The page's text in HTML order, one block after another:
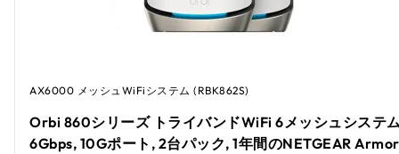
AX6000 メッシュWiFiシステム (RBK862S)
Orbi 860シリーズ トライバンドWiFi 6メッシュシステ
6Gbps, 10Gポート, 2台パック, 1年間のNETGEAR